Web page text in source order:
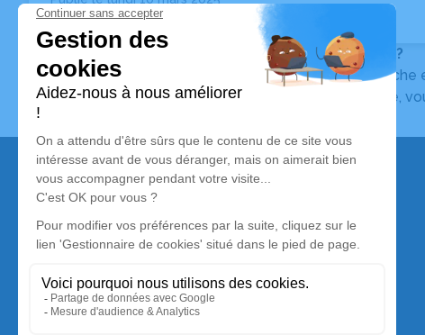
Jeannette CHARLON Née LANGLOIS
Vous ne trouvez pas l’avis de décès recherché ?
Pour affiner votre recherche, utilisez la barre de
Pour toute question relative au fonctionnement du site,
Nos services
Avis de décès
Liste des familles
Annuaire des pompes funèbres
Livraison de fleurs